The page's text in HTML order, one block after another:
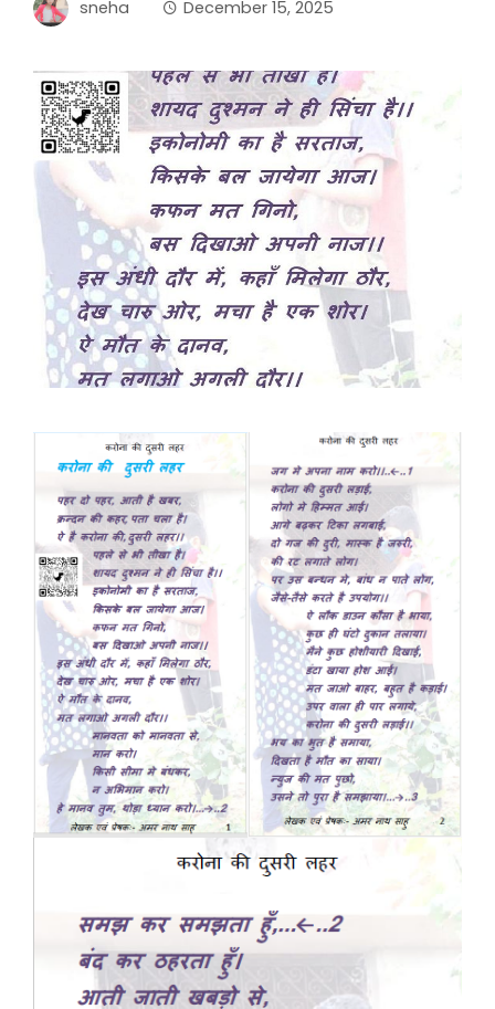
sneha December 15, 2025